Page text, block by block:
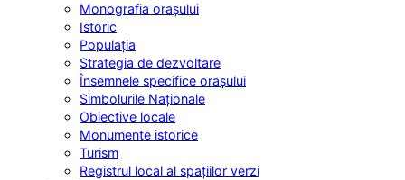
Monografia orașului
Istoric
Populația
Strategia de dezvoltare
Însemnele specifice orașului
Simbolurile Naționale
Obiective locale
Monumente istorice
Turism
Registrul local al spațiilor verzi